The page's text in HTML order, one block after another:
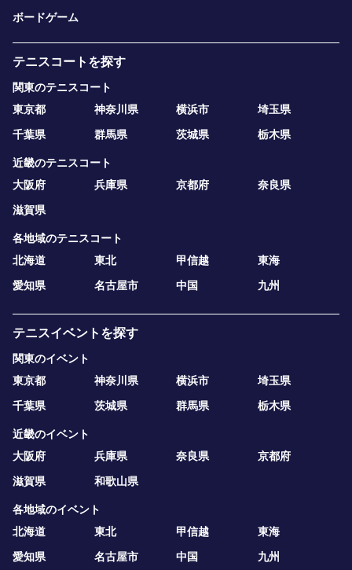
ボードゲーム
テニスコートを探す
関東のテニスコート
東京都
神奈川県 横浜市
埼玉県
千葉県
群馬県 茨城県 栃木県
近畿のテニスコート
大阪府
兵庫県 京都府
奈良県
滋賀県
各地域のテニスコート
北海道
東北 甲信越
東海
愛知県
名古屋市 中国 九州
テニスイベントを探す
関東のイベント
東京都
神奈川県 横浜市
埼玉県
千葉県
茨城県 群馬県 栃木県
近畿のイベント
大阪府
兵庫県 奈良県
京都府
滋賀県
和歌山県
各地域のイベント
北海道
東北 甲信越
東海
愛知県
名古屋市 中国 九州